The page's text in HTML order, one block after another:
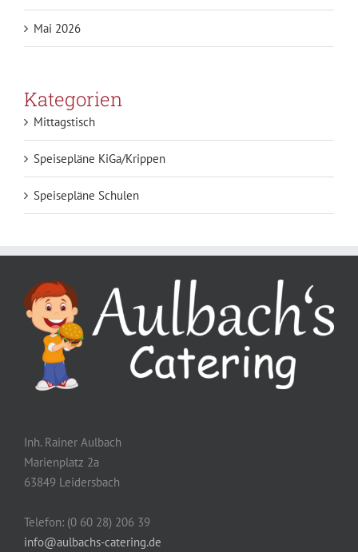
Mai 2026
Kategorien
Mittagstisch
Speisepläne KiGa/Krippen
Speisepläne Schulen
Inh. Rainer Aulbach
Marienplatz 2a
63849 Leidersbach
Telefon: (0 60 28) 206 39
info@aulbachs-catering.de